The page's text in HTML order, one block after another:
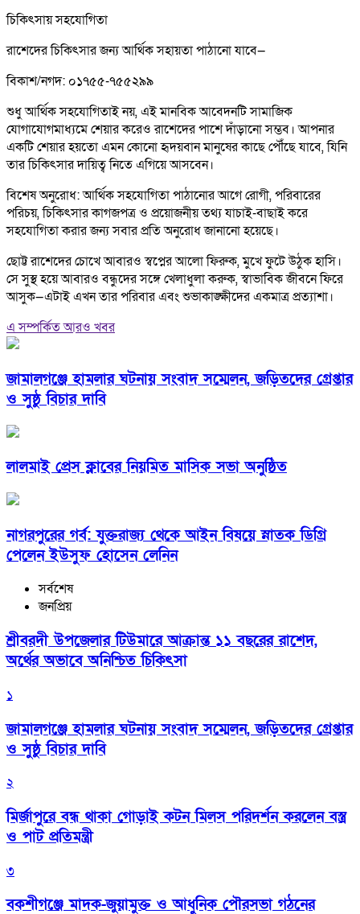
চিকিৎসায় সহযোগিতা
রাশেদের চিকিৎসার জন্য আর্থিক সহায়তা পাঠানো যাবে—
বিকাশ/নগদ: ০১৭৫৫-৭৫৫২৯৯
শুধু আর্থিক সহযোগিতাই নয়, এই মানবিক আবেদনটি সামাজিক
যোগাযোগমাধ্যমে শেয়ার করেও রাশেদের পাশে দাঁড়ানো সম্ভব। আপনার
একটি শেয়ার হয়তো এমন কোনো হৃদয়বান মানুষের কাছে পৌঁছে যাবে, যিনি
তার চিকিৎসার দায়িত্ব নিতে এগিয়ে আসবেন।
বিশেষ অনুরোধ: আর্থিক সহযোগিতা পাঠানোর আগে রোগী, পরিবারের
পরিচয়, চিকিৎসার কাগজপত্র ও প্রয়োজনীয় তথ্য যাচাই-বাছাই করে
সহযোগিতা করার জন্য সবার প্রতি অনুরোধ জানানো হয়েছে।
ছোট্ট রাশেদের চোখে আবারও স্বপ্নের আলো ফিরুক, মুখে ফুটে উঠুক হাসি।
সে সুস্থ হয়ে আবারও বন্ধুদের সঙ্গে খেলাধুলা করুক, স্বাভাবিক জীবনে ফিরে
আসুক—এটাই এখন তার পরিবার এবং শুভাকাঙ্ক্ষীদের একমাত্র প্রত্যাশা।
এ সম্পর্কিত আরও খবর
জামালগঞ্জে হামলার ঘটনায় সংবাদ সম্মেলন, জড়িতদের গ্রেপ্তার
ও সুষ্ঠু বিচার দাবি
লালমাই প্রেস ক্লাবের নিয়মিত মাসিক সভা অনুষ্ঠিত
নাগরপুরের গর্ব: যুক্তরাজ্য থেকে আইন বিষয়ে স্নাতক ডিগ্রি
পেলেন ইউসুফ হোসেন লেনিন
সর্বশেষ
জনপ্রিয়
শ্রীবরদী উপজেলার টিউমারে আক্রান্ত ১১ বছরের রাশেদ,
অর্থের অভাবে অনিশ্চিত চিকিৎসা
১
জামালগঞ্জে হামলার ঘটনায় সংবাদ সম্মেলন, জড়িতদের গ্রেপ্তার
ও সুষ্ঠু বিচার দাবি
২
মির্জাপুরে বন্ধ থাকা গোড়াই কটন মিলস পরিদর্শন করলেন বস্ত্র
ও পাট প্রতিমন্ত্রী
৩
বকশীগঞ্জে মাদক-জুয়ামুক্ত ও আধুনিক পৌরসভা গঠনের